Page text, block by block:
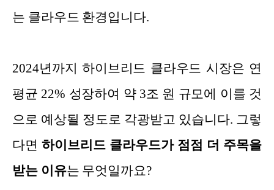
는 클라우드 환경입니다.
2024년까지 하이브리드 클라우드 시장은 연
평균 22% 성장하여 약 3조 원 규모에 이를 것
으로 예상될 정도로 각광받고 있습니다. 그렇
다면하이브리드 클라우드가 점점 더 주목을
받는 이유는 무엇일까요?